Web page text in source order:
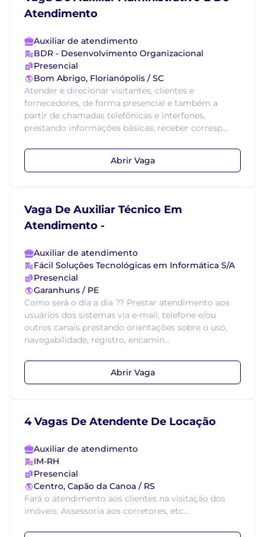
Atendimento
Auxiliar de atendimento
BDR - Desenvolvimento Organizacional
Presencial
Bom Abrigo, Florianópolis / SC
Atender e direcionar visitantes, clientes e
fornecedores, de forma presencial e também a
partir de chamadas telefônicas e interfones,
prestando informações básicas; receber corresp...
Abrir Vaga
Vaga De Auxiliar Técnico Em
Atendimento -
Auxiliar de atendimento
Fácil Soluções Tecnológicas em Informática S/A
Presencial
Garanhuns / PE
Como será o dia a dia ?? Prestar atendimento aos
usuários dos sistemas via e-mail, telefone e/ou
outros canais prestando orientações sobre o uso,
navegabilidade, registro, encamin...
Abrir Vaga
4 Vagas De Atendente De Locação
Auxiliar de atendimento
IM-RH
Presencial
Centro, Capão da Canoa / RS
Fará o atendimento aos clientes na visitação dos
imóveis. Assessoria aos corretores, etc...